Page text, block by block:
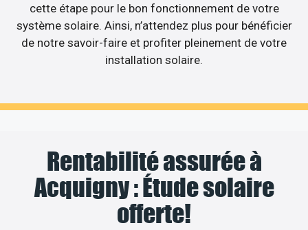
cette étape pour le bon fonctionnement de votre
système solaire. Ainsi, n’attendez plus pour bénéficier
de notre savoir-faire et profiter pleinement de votre
installation solaire.
Rentabilité assurée à
Acquigny : Étude solaire
offerte!